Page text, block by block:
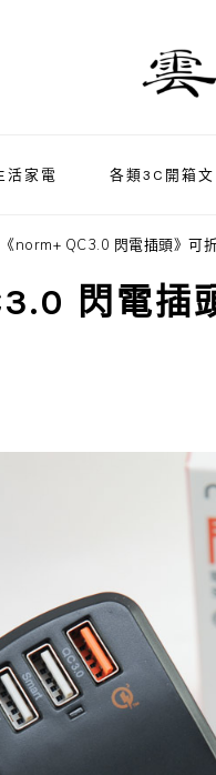
活家電 各類3C開箱文
norm+ QC3.0 閃電插頭》可
閃電插